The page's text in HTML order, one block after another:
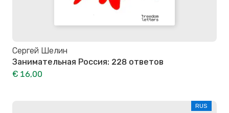
Сергей Шелин
Занимательная Россия: 228 ответов
€ 16,00
RUS